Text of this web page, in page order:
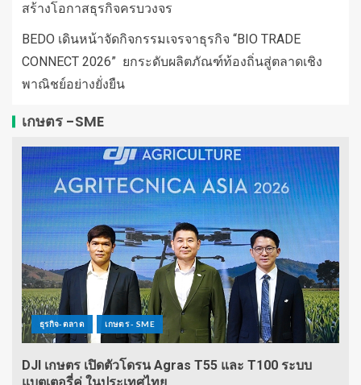
สร้างโอกาสธุรกิจครบวงจร
BEDO เดินหน้าจัดกิจกรรมเจรจาธุรกิจ “BIO TRADE
CONNECT 2026” ยกระดับผลิตภัณฑ์ท้องถิ่นสู่ตลาดเชิง
พาณิชย์อย่างยั่งยืน
เกษตร -SME
ธุรกิจ-ตลาด เกษตร - SME
DJI เกษตร เปิดตัวโดรน Agras T55 และ T100 ระบบ
แบตเตอรี่คู่ ในประเทศไทย